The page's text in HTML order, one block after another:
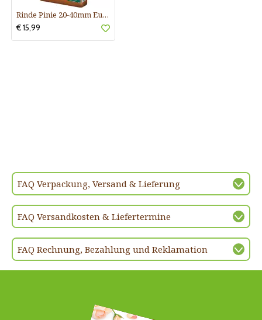
Rinde Pinie 20-40mm Euflor
€ 15,99
FAQ Verpackung, Versand & Lieferung
FAQ Versandkosten & Liefertermine
FAQ Rechnung, Bezahlung und Reklamation